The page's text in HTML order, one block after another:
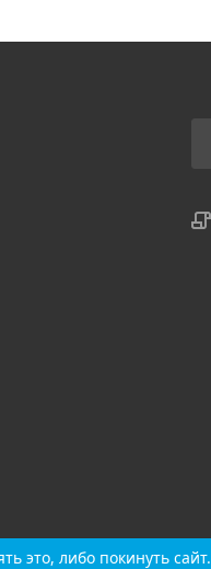
это, либо покинуть сайт.